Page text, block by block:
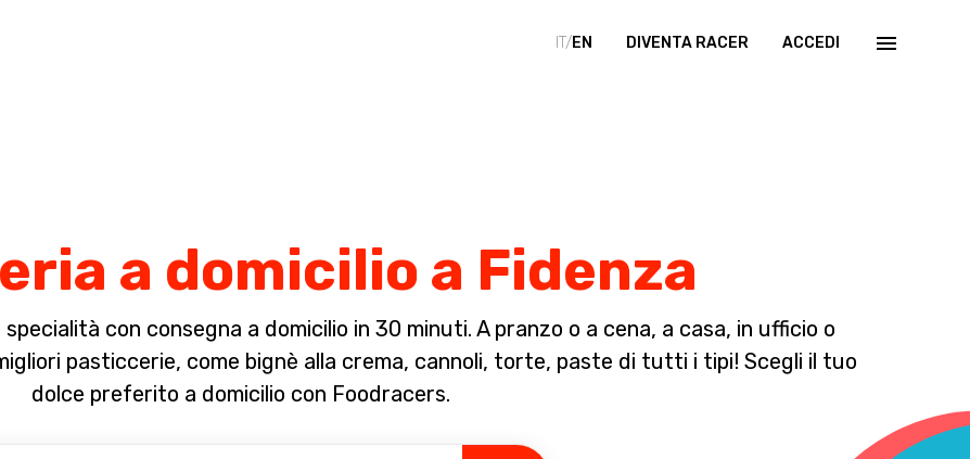
IT/EN DIVENTA RACER ACCEDI
a domicilio a Fidenza
con consegna a domicilio in 30 minuti. A pranzo o a cena, a casa, in ufficio o
pasticcerie, come bignè alla crema, cannoli, torte, paste di tutti i tipi! Scegli il tuo
dolce preferito a domicilio con Foodracers.